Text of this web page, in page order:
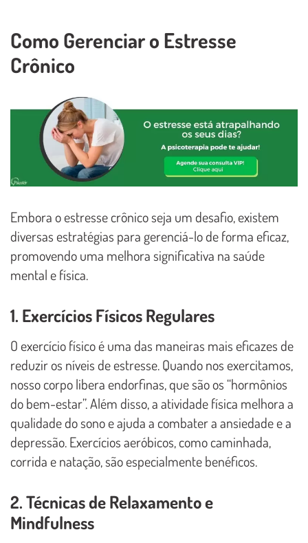
Como Gerenciar o Estresse
Crônico
Embora o estresse crônico seja um desafio, existem
diversas estratégias para gerenciá-lo de forma eficaz,
promovendo uma melhora significativa na saúde
mental e física.
1. Exercícios Físicos Regulares
O exercício físico é uma das maneiras mais eficazes de
reduzir os níveis de estresse. Quando nos exercitamos,
nosso corpo libera endorfinas, que são os “hormônios
do bem-estar”. Além disso, a atividade física melhora a
qualidade do sono e ajuda a combater a ansiedade e a
depressão. Exercícios aeróbicos, como caminhada,
corrida e natação, são especialmente benéficos.
2. Técnicas de Relaxamento e
Mindfulness